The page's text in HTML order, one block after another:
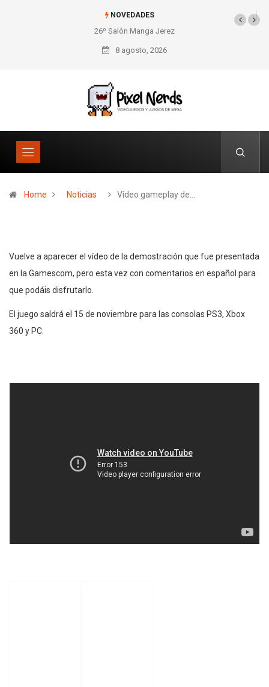
NOVEDADES
26º Salón Manga Jerez SNES Pixel Book para
los amantes de lo retro
8 agosto, 2026
Home Noticias Vídeo gameplay de…
Vuelve a aparecer el vídeo de la demostración que fue presentada
en la Gamescom, pero esta vez con comentarios en español para
que podáis disfrutarlo.
El juego saldrá el 15 de noviembre para las consolas PS3, Xbox
360 y PC.